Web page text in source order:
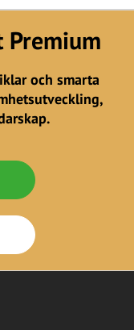
Premium
och smarta